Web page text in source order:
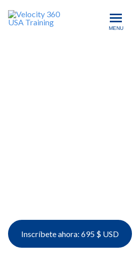
Velocity 360 MENU
Inscríbete ahora: 695 $ USD